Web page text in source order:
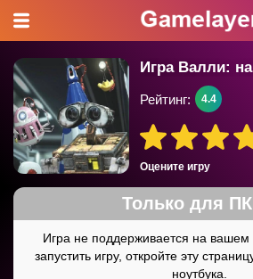
Игра Валли:
Оцените игру
Рейтинг: 4.4